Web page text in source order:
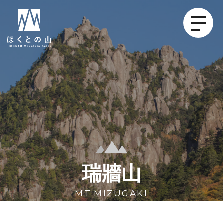
瑞牆山
MT.MIZUGAKI